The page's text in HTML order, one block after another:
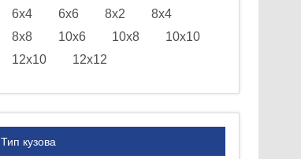
6х4
6х6 8х2
8х4
8х8
10х6 10х8
10х10
12х10
12х12
Тип кузова